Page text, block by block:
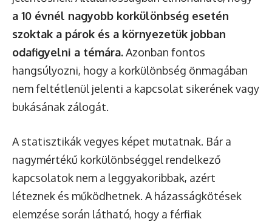
a 10 évnél nagyobb korkülönbség esetén
szoktak a párok és a környezetük jobban
odafigyelni a témára.Azonban fontos
hangsúlyozni, hogy a korkülönbség önmagában
nem feltétlenül jelenti a kapcsolat sikerének vagy
bukásának zálogát.
A statisztikák vegyes képet mutatnak. Bár a
nagymértékű korkülönbséggel rendelkező
kapcsolatok nem a leggyakoribbak, azért
léteznek és működhetnek. A házasságkötések
elemzése során látható, hogy a férfiak